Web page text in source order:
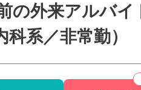
前の外来アル
系／非常勤）